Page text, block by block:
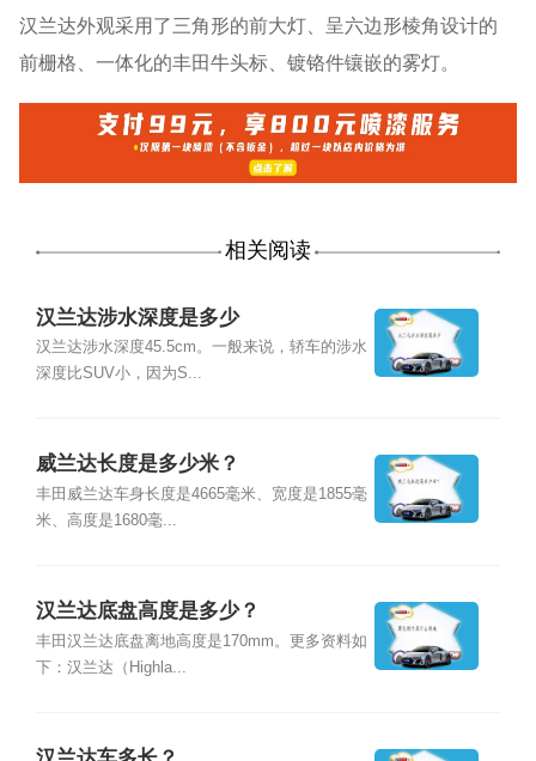
汉兰达外观采用了三角形的前大灯、呈六边形棱角设计的
前栅格、一体化的丰田牛头标、镀铬件镶嵌的雾灯。
相关阅读
汉兰达涉水深度是多少
汉兰达涉水深度45.5cm。一般来说，轿车的涉水
深度比SUV小，因为S...
威兰达长度是多少米？
丰田威兰达车身长度是4665毫米、宽度是1855毫
米、高度是1680毫...
汉兰达底盘高度是多少？
丰田汉兰达底盘离地高度是170mm。更多资料如
下：汉兰达（Highla...